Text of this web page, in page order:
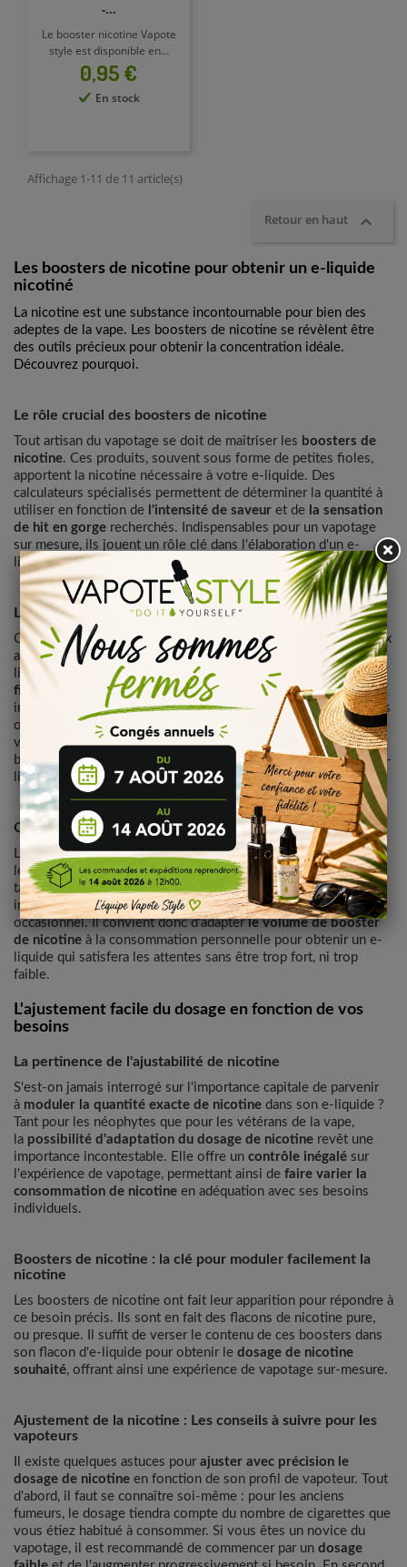
-...
Le booster nicotine Vapote
style est disponible en...
Prix
0,95 €
En stock
Affichage 1-11 de 11 article(s)
Retour en haut 
Les boosters de nicotine pour obtenir un e-liquide
nicotiné
La nicotine est une substance incontournable pour bien des
adeptes de la vape. Les boosters de nicotine se révèlent être
des outils précieux pour obtenir la concentration idéale.
Découvrez pourquoi.
Le rôle crucial des boosters de nicotine
Tout artisan du vapotage se doit de maîtriser les boosters de
nicotine. Ces produits, souvent sous forme de petites fioles,
apportent la nicotine nécessaire à votre e-liquide. Des
calculateurs spécialisés permettent de déterminer la quantité à
utiliser en fonction de l'intensité de saveur et de la sensation
de hit en gorge recherchés. Indispensables pour un vapotage
sur mesure, ils jouent un rôle clé dans l'élaboration d'un e-
liquidenicotiné à votre goût
Les gains de l'utilisation des boosters de nicotine
Choisir soi-même son niveau de nicotine est l'un des nombreux
avantages desboosters. Aucune comparaison avec les e-
liquides prêts à l'emploi, où
la concentration de nicotine est
fixée et non modifiable. Avec les boosters, vous contrôlez
intégralement le taux de nicotine de votre e-liquide. De plus, ils
offrent l'opportunité de personnaliser son expérience de
vapotage selon ses attentes. Sans oublier dans ce palmarès de
bénéfices, le côté économique : la fabrication de vos propres e-
liquides se révèle souvent moins onéreuse.
Choisir la bonne dose de nicotine
L'enjeu majeur lors de l'utilisation de boosters de nicotine est
ledosage . Ce dernier va dépendre de votre consommation de
tabac habituelle et du matériel de vape utilisé. Un fumeur
invétéré aurait besoin d'un dosage plus élevé qu'un fumeur
occasionnel. Il convient donc d'adapterle volume de booster
de nicotine à la consommation personnelle pour obtenir un e-
liquide qui satisfera les attentes sans être trop fort, ni trop
faible.
L'ajustement facile du dosage en fonction de vos
besoins
La pertinence de l'ajustabilité de nicotine
S'est-on jamais interrogé sur l'importance capitale de parvenir
à moduler la quantité exacte de nicotine dans son e-liquide ?
Tant pour les néophytes que pour les vétérans de la vape,
la possibilité d'adaptation du dosage de nicotine revêt une
importance incontestable. Elle offre un contrôle inégalé sur
l'expérience de vapotage, permettant ainsi de faire varier la
consommation de nicotine en adéquation avec ses besoins
individuels.
Boosters de nicotine : la clé pour moduler facilement la
nicotine
Les boosters de nicotine ont fait leur apparition pour répondre à
ce besoin précis. Ils sont en fait des flacons de nicotine pure,
ou presque. Il suffit de verser le contenu de ces boosters dans
son flacon d'e-liquide pour obtenir le dosage de nicotine
souhaité, offrant ainsi une expérience de vapotage sur-mesure.
Ajustement de la nicotine : Les conseils à suivre pour les
vapoteurs
Il existe quelques astuces pour ajuster avec précision le
dosage de nicotine en fonction de son profil de vapoteur. Tout
d'abord, il faut se connaître soi-même : pour les anciens
fumeurs, le dosage tiendra compte du nombre de cigarettes que
vous étiez habitué à consommer. Si vous êtes un novice du
vapotage, il est recommandé de commencer par un dosage